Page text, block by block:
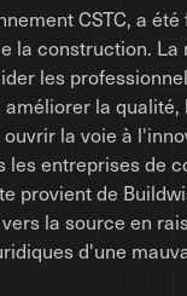
CSTC, a
la construction. La
les
la
la voie à
les entreprises de
provient de
la source en
d'une